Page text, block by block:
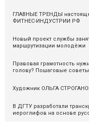
ГЛАВНЫЕ ТРЕНДЫ
ФИТНЕС-ИНДУСТРИИ РФ
Новый проект службы
маршрутизации молодёжи
Правовая грамотность
голову? Пошаговые
Художник ОЛЬГА
В ДГТУ разработали
иероглифов на основе